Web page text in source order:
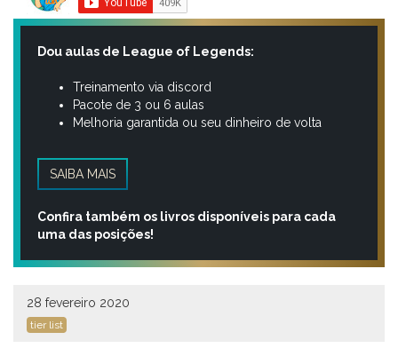
Dou aulas de League of Legends:
Treinamento via discord
Pacote de 3 ou 6 aulas
Melhoria garantida ou seu dinheiro de volta
SAIBA MAIS
Confira também os livros disponíveis para cada
uma das posições!
28 fevereiro 2020
tier list